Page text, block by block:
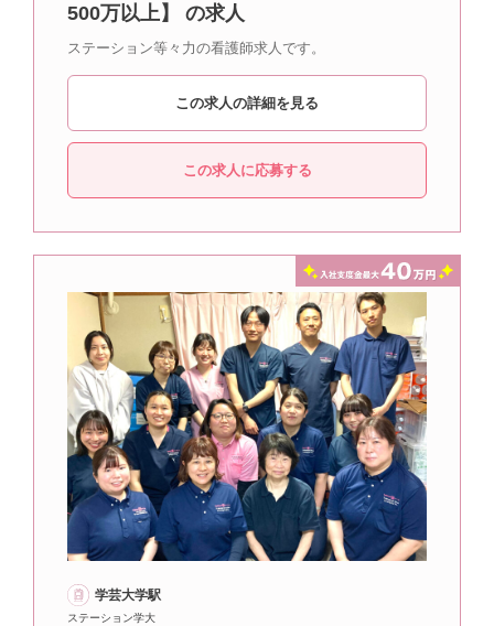
500万以上】 の求人
ステーション等々力の看護師求人です。
この求人の詳細を見る
この求人に応募する
学芸大学駅
ステーション学大